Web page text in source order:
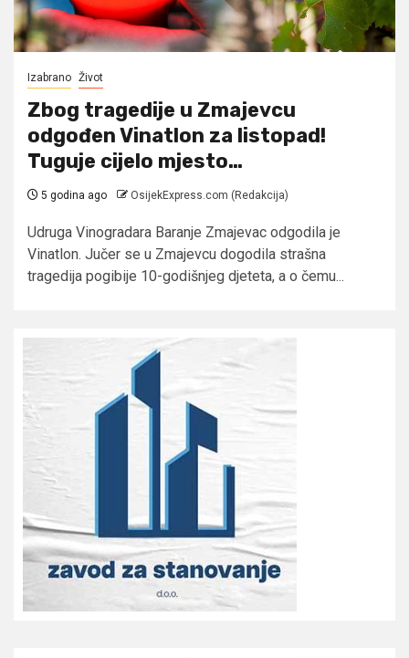
Izabrano Život
Zbog tragedije u Zmajevcu
odgođen Vinatlon za listopad!
Tuguje cijelo mjesto…
5 godina ago OsijekExpress.com (Redakcija)
Udruga Vinogradara Baranje Zmajevac odgodila je
Vinatlon. Jučer se u Zmajevcu dogodila strašna
tragedija pogibije 10-godišnjeg djeteta, a o čemu...